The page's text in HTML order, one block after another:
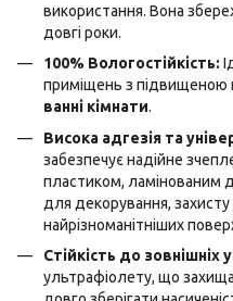
використання. Вона
довгі роки.
100% Вологостійкість:
приміщень з підвищеною
ванні кімнати.
Висока адгезія та
забезпечує надійне
пластиком, ламінованим
для декорування,
найрізноманітніших
Стійкість до зовнішніх
ультрафіолету, що